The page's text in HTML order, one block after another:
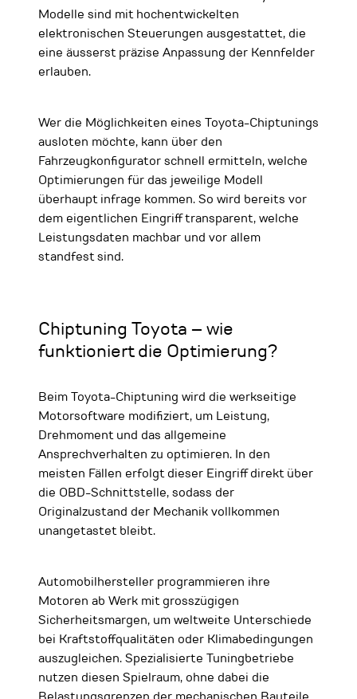
Modelle sind mit hochentwickelten
elektronischen Steuerungen ausgestattet, die
eine äusserst präzise Anpassung der Kennfelder
erlauben.
Wer die Möglichkeiten eines Toyota-Chiptunings
ausloten möchte, kann über den
Fahrzeugkonfigurator schnell ermitteln, welche
Optimierungen für das jeweilige Modell
überhaupt infrage kommen. So wird bereits vor
dem eigentlichen Eingriff transparent, welche
Leistungsdaten machbar und vor allem
standfest sind.
Chiptuning Toyota – wie
funktioniert die Optimierung?
Beim Toyota-Chiptuning wird die werkseitige
Motorsoftware modifiziert, um Leistung,
Drehmoment und das allgemeine
Ansprechverhalten zu optimieren. In den
meisten Fällen erfolgt dieser Eingriff direkt über
die OBD-Schnittstelle, sodass der
Originalzustand der Mechanik vollkommen
unangetastet bleibt.
Automobilhersteller programmieren ihre
Motoren ab Werk mit grosszügigen
Sicherheitsmargen, um weltweite Unterschiede
bei Kraftstoffqualitäten oder Klimabedingungen
auszugleichen. Spezialisierte Tuningbetriebe
nutzen diesen Spielraum, ohne dabei die